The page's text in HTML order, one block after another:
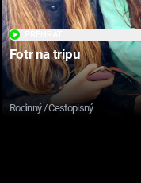
Fotr na tripu
Rodinný / Cestopisný